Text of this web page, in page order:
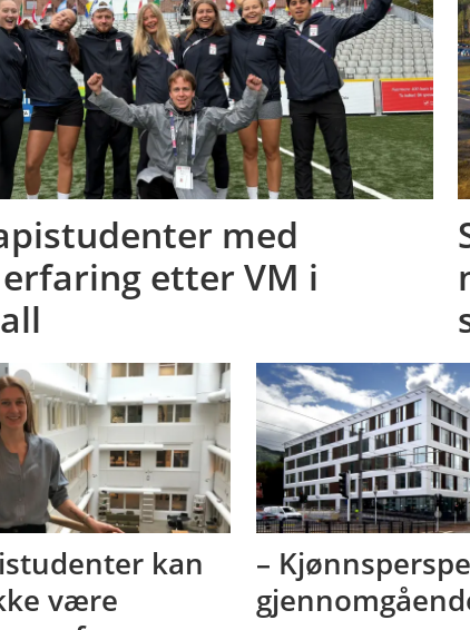
med
etter VM i
kan
være
–